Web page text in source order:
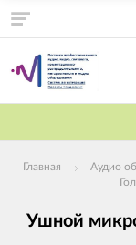
Главная Аудио
Ушной